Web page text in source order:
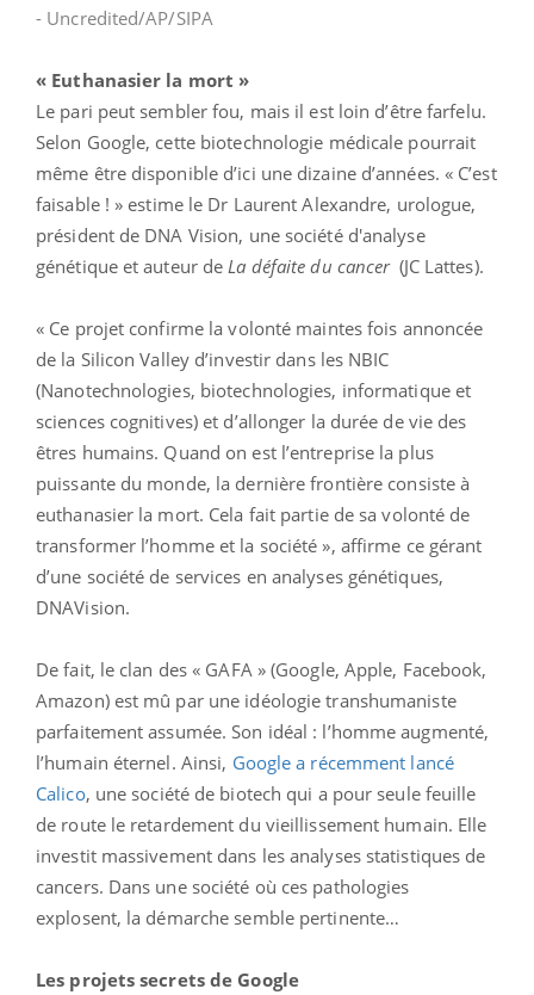
- Uncredited/AP/SIPA
« Euthanasier la mort »
Le pari peut sembler fou, mais il est loin d’être farfelu.
Selon Google, cette biotechnologie médicale pourrait
même être disponible d’ici une dizaine d’années. « C’est
faisable ! » estime le Dr Laurent Alexandre, urologue,
président de DNA Vision, une société d'analyse
génétique et auteur de La défaite du cancer (JC Lattes).
« Ce projet confirme la volonté maintes fois annoncée
de la Silicon Valley d’investir dans les NBIC
(Nanotechnologies, biotechnologies, informatique et
sciences cognitives) et d’allonger la durée de vie des
êtres humains. Quand on est l’entreprise la plus
puissante du monde, la dernière frontière consiste à
euthanasier la mort. Cela fait partie de sa volonté de
transformer l’homme et la société », affirme ce gérant
d’une société de services en analyses génétiques,
DNAVision.
De fait, le clan des « GAFA » (Google, Apple, Facebook,
Amazon) est mû par une idéologie transhumaniste
parfaitement assumée. Son idéal : l’homme augmenté,
l’humain éternel. Ainsi, Google a récemment lancé
Calico, une société de biotech qui a pour seule feuille
de route le retardement du vieillissement humain. Elle
investit massivement dans les analyses statistiques de
cancers. Dans une société où ces pathologies
explosent, la démarche semble pertinente…
Les projets secrets de Google